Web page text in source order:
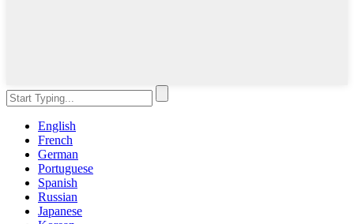
English
French
German
Portuguese
Spanish
Russian
Japanese